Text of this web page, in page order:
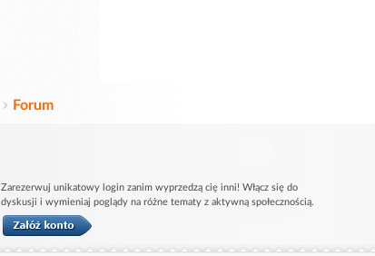
Forum
Zarezerwuj unikatowy login zanim wyprzedzą cię inni! Włącz się do
dyskusji i wymieniaj poglądy na różne tematy z aktywną społecznością.